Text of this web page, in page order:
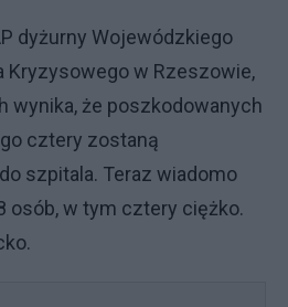
dyżurny Wojewódzkiego
Kryzysowego w Rzeszowie,
wynika, że poszkodowanych
cztery zostaną
szpitala. Teraz wiadomo
osób, w tym cztery ciężko.